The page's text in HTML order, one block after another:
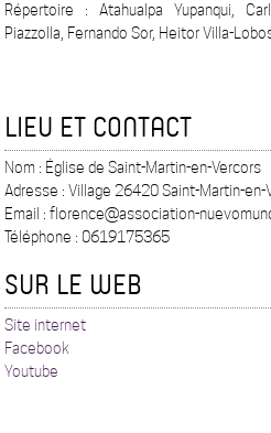
Répertoire : Atahualpa Yupanqui,
Piazzolla, Fernando Sor, Heitor Villa-
LIEU ET CONTACT
Nom : Église de Saint-Martin-en-Vercors
Adresse : Village 26420 Saint-Martin-en-
Email : florence@association-
Téléphone : 0619175365
SUR LE WEB
Site internet
Facebook
Youtube